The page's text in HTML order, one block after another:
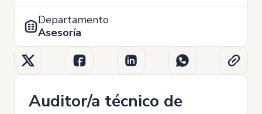
Departamento
Asesoría
Auditor/a técnico de